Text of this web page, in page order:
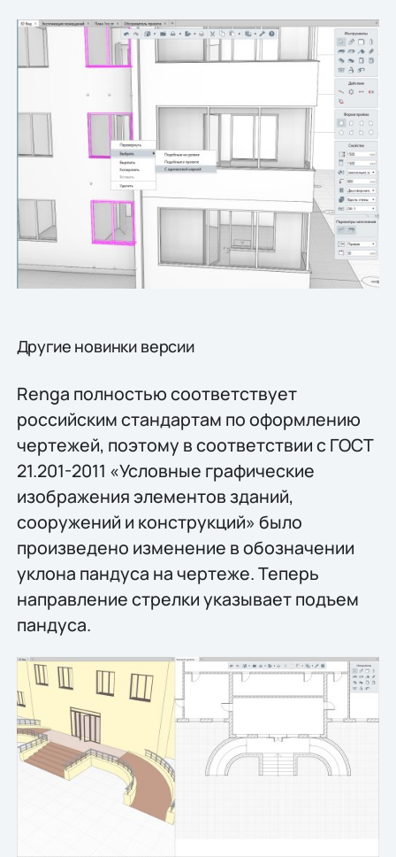
Другие новинки версии
Renga полностью соответствует
российским стандартам по оформлению
чертежей, поэтому в соответствии с ГОСТ
21.201-2011 «Условные графические
изображения элементов зданий,
сооружений и конструкций» было
произведено изменение в обозначении
уклона пандуса на чертеже. Теперь
направление стрелки указывает подъем
пандуса.